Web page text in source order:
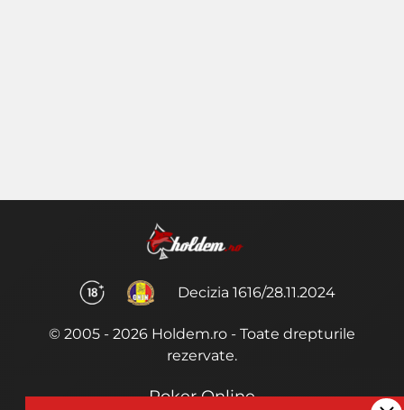
Decizia 1616/28.11.2024
© 2005 - 2026 Holdem.ro - Toate drepturile
rezervate.
Poker Online